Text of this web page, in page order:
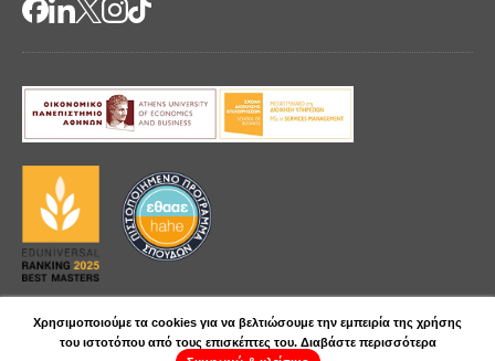
Πολιτική Απορρήτου
Copyright 2024 - All Rights Reserved |Κατασκευή ιστοσελίδας:
Xρησιμοποιούμε τα cookies για να βελτιώσουμε την εμπειρία της χρήσης
του ιστοτόπου από τους επισκέπτες του. Διαβάστε περισσότερα